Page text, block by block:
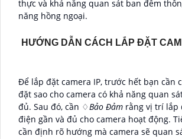
thực và khả năng quan sát ban đêm
năng hồng ngoại.
HƯỚNG DẪN CÁCH LẮP ĐẶT
Để lắp đặt camera IP, trước hết bạn cần
đặt sao cho camera có khả năng quan
đủ. Sau đó, cần ♢Bảo Đảm rằng vị trí lắp
điện gần và đủ cho camera hoạt động.
cần định rõ hướng mà camera sẽ quan